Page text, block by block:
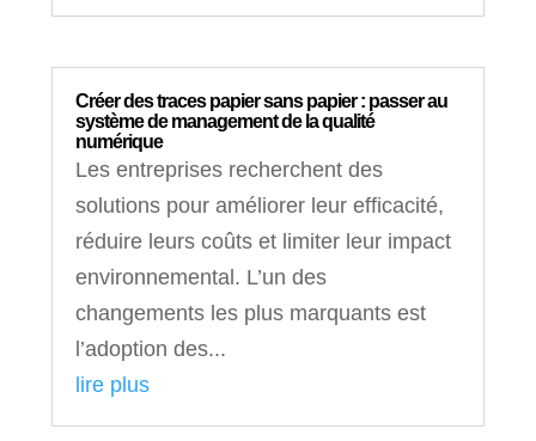
Créer des traces papier sans papier : passer au
système de management de la qualité
numérique
Les entreprises recherchent des
solutions pour améliorer leur efficacité,
réduire leurs coûts et limiter leur impact
environnemental. L’un des
changements les plus marquants est
l’adoption des...
lire plus